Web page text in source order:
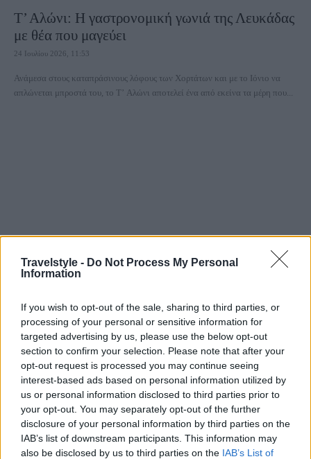
Travelstyle - Do Not Process My Personal
Information
If you wish to opt-out of the sale, sharing to third parties, or
processing of your personal or sensitive information for
targeted advertising by us, please use the below opt-out
section to confirm your selection. Please note that after your
opt-out request is processed you may continue seeing
interest-based ads based on personal information utilized by
us or personal information disclosed to third parties prior to
your opt-out. You may separately opt-out of the further
disclosure of your personal information by third parties on the
IAB’s list of downstream participants. This information may
also be disclosed by us to third parties on the IAB’s List of
Τ’ Αλώνι: Η γαστρονομική γωνιά της Λευκάδας
με θέα που μαγεύει
24 Ιουλίου 2026, 11:53
Ανάμεσα στους καταπράσινους λόφους των Χορτάτων και με το Ιόνιο να
απλώνεται μπροστά του, το Τ’ Αλώνι αποτελεί ένα από εκείνα τα μέρη που...
δεν πρέπει να χάσεις
24 Ιουλίου 2026, 11:48
Στη Θράκη, κάθε γαστρονομική εμπειρία είναι άρρηκτα συνδεδεμένη με την
παράδοση, τις πρώτες ύλες και τους ανθρώπους που συνεχίζουν να διατηρούν
ζωντανές τις αυθεντικές...